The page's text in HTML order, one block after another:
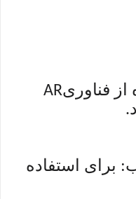
از فناوریAR
.
برای استفاده